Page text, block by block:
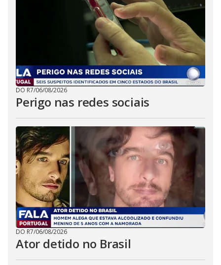
DO R7/06/08/2026
Perigo nas redes sociais
DO R7/06/08/2026
Ator detido no Brasil